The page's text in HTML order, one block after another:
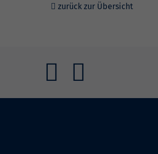
zurück zur Übersicht